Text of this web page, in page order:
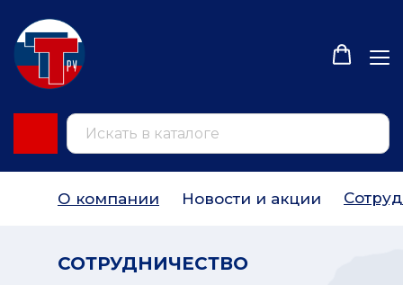
О компании Новости и акции
СОТРУДНИЧЕСТВО